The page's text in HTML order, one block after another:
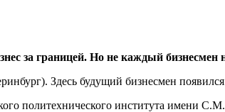
за границей. Но не каждый
Здесь будущий бизнесмен появился
политехнического института имени